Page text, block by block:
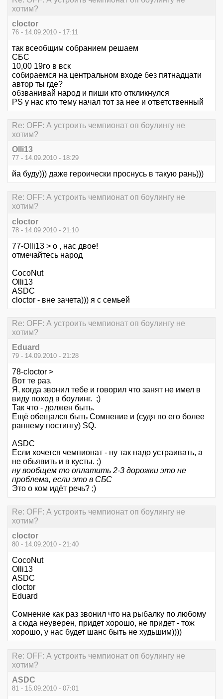
хотим?
cloctor
76 - 14.09.2010 - 17:11
так всеобщим собранием решаем
СБС
10,00 19го в вск
собираемся на центральном входе без пятнадцати
автор ты где?
обзванивай народ и пиши кто откликнулся
PS у нас кто тему начал тот за нее и ответственный
Re: OFF: А устроить чемпионат оп боулингу не
хотим?
Olli13
77 - 14.09.2010 - 18:29
йа буду))) даже героически проснусь в такую рань)))
Re: OFF: А устроить чемпионат оп боулингу не
хотим?
cloctor
78 - 14.09.2010 - 21:10
77-Olli13 > о , нас двое!
отмечайтесь народ
CocoNut
Olli13
ASDC
cloctor - вне зачета))) я с семьей
Re: OFF: А устроить чемпионат оп боулингу не
хотим?
Eduard
79 - 14.09.2010 - 21:28
78-cloctor >
Вот те раз.
Я, когда звонил тебе и говорил что занят не имел в
виду поход в боулинг. ;)
Так что - должен быть.
Ещё обещался быть Сомнение и (судя по его более
раннему постингу) SQ.
ASDC
Если хочется чемпионат - ну так надо устраивать, а
не обьявить и в кусты. ;)
ну вообщем то оплатить 2-3 дорожки это не
проблема, если это в СБС
Это о ком идёт речь? ;)
Re: OFF: А устроить чемпионат оп боулингу не
хотим?
cloctor
80 - 14.09.2010 - 21:40
CocoNut
Olli13
ASDC
cloctor
Eduard
Сомнение как раз звонил что на рыбалку по любому
а сюда неуверен, придет хорошо, не придет - тож
хорошо, у нас будет шанс быть не худьшим))))
Re: OFF: А устроить чемпионат оп боулингу не
хотим?
ASDC
81 - 15.09.2010 - 07:01